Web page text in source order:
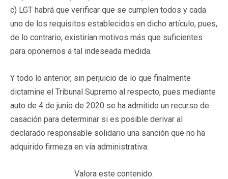
c) LGT habrá que verificar que se cumplen todos y cada
uno de los requisitos establecidos en dicho artículo, pues,
de lo contrario, existirían motivos más que suficientes
para oponernos a tal indeseada medida.
Y todo lo anterior, sin perjuicio de lo que finalmente
dictamine el Tribunal Supremo al respecto, pues mediante
auto de 4 de junio de 2020 se ha admitido un recurso de
casación para determinar si es posible derivar al
declarado responsable solidario una sanción que no ha
adquirido firmeza en vía administrativa.
Valora este contenido.